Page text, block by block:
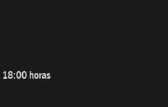
18:00 horas